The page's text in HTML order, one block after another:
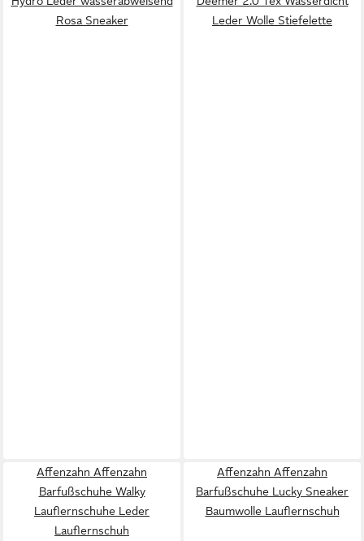
Rosa Sneaker
Leder Wolle Stiefelette
Affenzahn Affenzahn
Barfußschuhe Walky
Lauflernschuhe Leder
Lauflernschuh
Affenzahn Affenzahn
Barfußschuhe Lucky Sneaker
Baumwolle Lauflernschuh